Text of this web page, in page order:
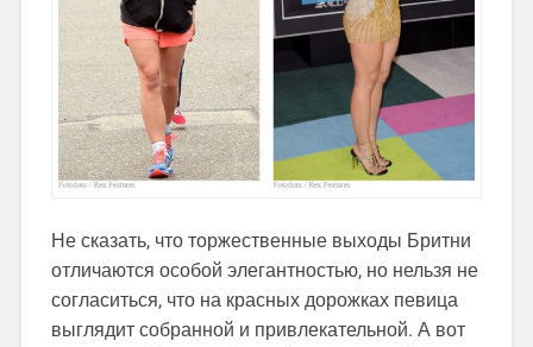
Не сказать, что торжественные выходы Бритни
отличаются особой элегантностью, но нельзя не
согласиться, что на красных дорожках певица
выглядит собранной и привлекательной. А вот